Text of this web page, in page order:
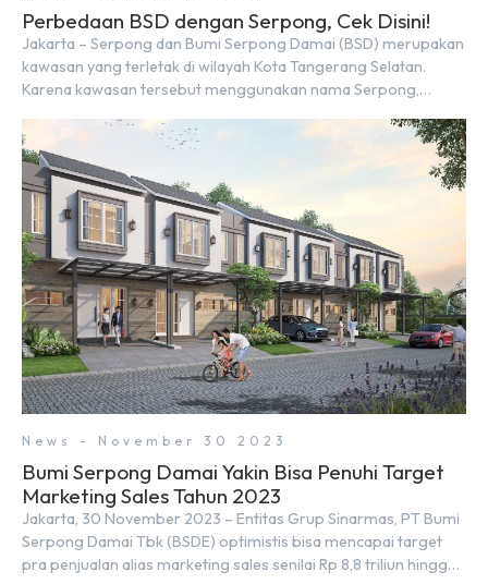
Perbedaan BSD dengan Serpong, Cek Disini!
Jakarta – Serpong dan Bumi Serpong Damai (BSD) merupakan
kawasan yang terletak di wilayah Kota Tangerang Selatan.
Karena kawasan tersebut menggunakan nama Serpong,
merupakan tempat yang sama. Padahal anggapan tersebut
kurang tepat. Sebab Serpong dan BSD merupakan dua
kawasan yang berbeda. Berikut penjelasannya. Baca Juga: […]
News - November 30 2023
Bumi Serpong Damai Yakin Bisa Penuhi Target
Marketing Sales Tahun 2023
Jakarta, 30 November 2023 – Entitas Grup Sinarmas, PT Bumi
Serpong Damai Tbk (BSDE) optimistis bisa mencapai target
pra penjualan alias marketing sales senilai Rp 8,8 triliun hingga